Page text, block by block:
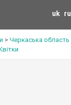
uk ru
> Черкаська область